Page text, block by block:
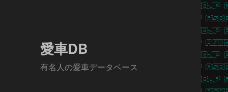
愛車DB
有名人の愛車データベース